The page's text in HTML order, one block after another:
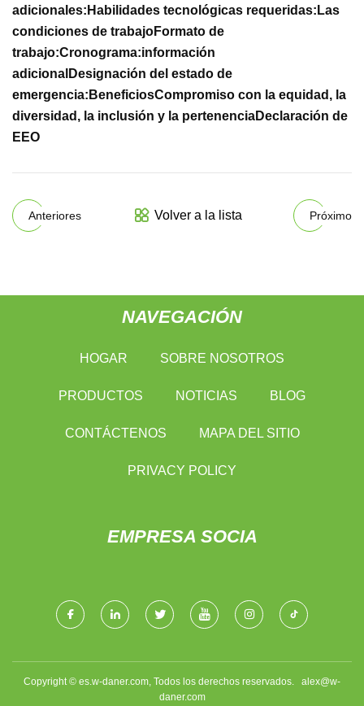
adicionales: Habilidades tecnológicas requeridas: Las
condiciones de trabajoFormato de
trabajo:Cronograma:información
adicional Designación del estado de
emergencia: BeneficiosCompromiso con la equidad, la
diversidad, la inclusión y la pertenenciaDeclaración de
EEO
Anteriores Volver a la lista Próximo
NAVEGACIÓN
HOGAR SOBRE NOSOTROS
PRODUCTOS NOTICIAS BLOG
CONTÁCTENOS MAPA DEL SITIO
PRIVACY POLICY
EMPRESA SOCIA
Copyright © es.w-daner.com, Todos los derechos reservados. alex@w-
daner.com